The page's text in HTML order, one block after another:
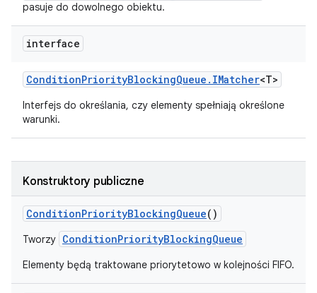
pasuje do dowolnego obiektu.
interface
ConditionPriorityBlockingQueue . IMatcher<T>
Interfejs do określania, czy elementy spełniają określone
warunki.
Konstruktory publiczne
ConditionPriorityBlockingQueue()
Tworzy ConditionPriorityBlockingQueue
Elementy będą traktowane priorytetowo w kolejności FIFO.